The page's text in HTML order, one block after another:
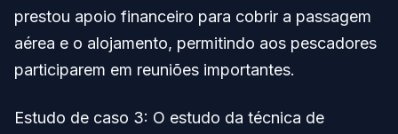
prestou apoio financeiro para cobrir a passagem
aérea e o alojamento, permitindo aos pescadores
participarem em reuniões importantes.
Estudo de caso 3: O estudo da técnica de